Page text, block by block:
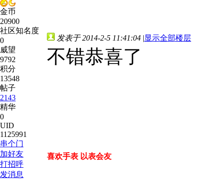
金币
20900
社区知名度
0
威望
9792
积分
13548
帖子
2143
精华
0
UID
1125991
串个门
加好友
打招呼
发消息
发表于 2014-2-5 11:41:04 |显示全部楼层
不错恭喜了
喜欢手表 以表会友